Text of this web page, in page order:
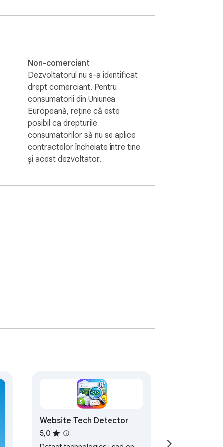
CMS Checker oferă rezultate
și viteză.
și marketerii lucrează deja. Fie că
Non-comerciant
Dezvoltatorul nu s-a identificat
drept comerciant. Pentru
consumatorii din Uniunea
Europeană, reține că este
posibil ca drepturile
consumatorilor să nu se aplice
contractelor încheiate între tine
și acest dezvoltator.
Website Tech Detector
5,0